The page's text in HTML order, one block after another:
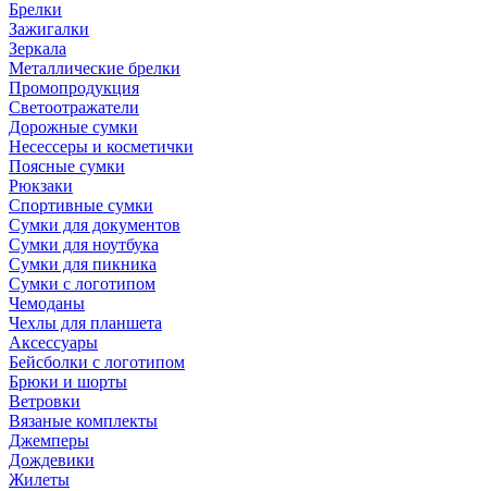
Брелки
Зажигалки
Зеркала
Металлические брелки
Промопродукция
Светоотражатели
Дорожные сумки
Несессеры и косметички
Поясные сумки
Рюкзаки
Спортивные сумки
Сумки для документов
Сумки для ноутбука
Сумки для пикника
Сумки с логотипом
Чемоданы
Чехлы для планшета
Аксессуары
Бейсболки с логотипом
Брюки и шорты
Ветровки
Вязаные комплекты
Джемперы
Дождевики
Жилеты